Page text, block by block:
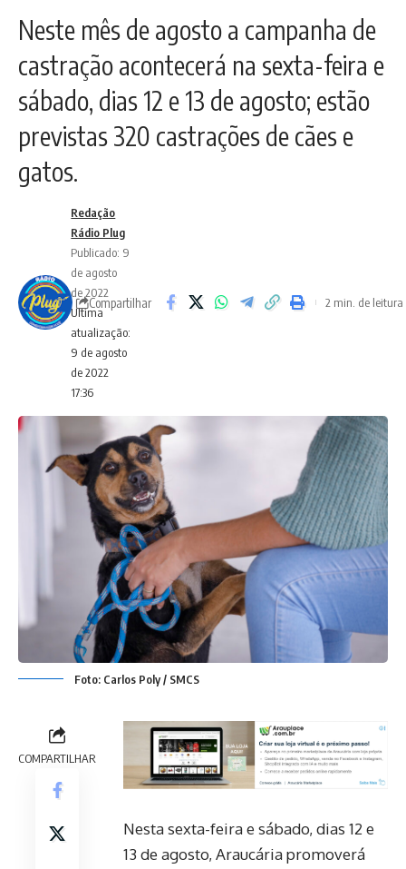
Neste mês de agosto a campanha de
castração acontecerá na sexta-feira e
sábado, dias 12 e 13 de agosto; estão
previstas 320 castrações de cães e
gatos.
Ultima
atualização:
9 de agosto
de 2022
17:36
Redação
Rádio Plug
Publicado: 9
de agosto
de 2022
Compartilhar 2 min. de leitura
Foto: Carlos Poly / SMCS
COMPARTILHAR
Nesta sexta-feira e sábado, dias 12 e
13 de agosto, Araucária promoverá